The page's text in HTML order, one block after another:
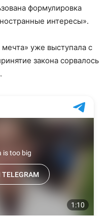
формулировка
интересы».
уже выступала с
закона сорвалось